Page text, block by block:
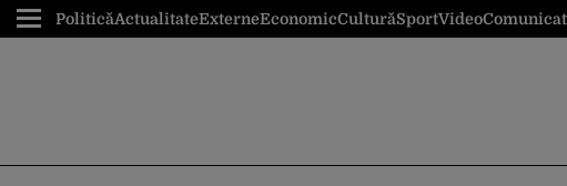
PoliticăActualitateExterneEconomicCulturăSportVideo